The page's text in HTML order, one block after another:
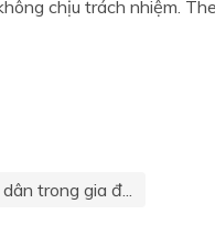
chịu trách nhiệm.
trong gia đ...